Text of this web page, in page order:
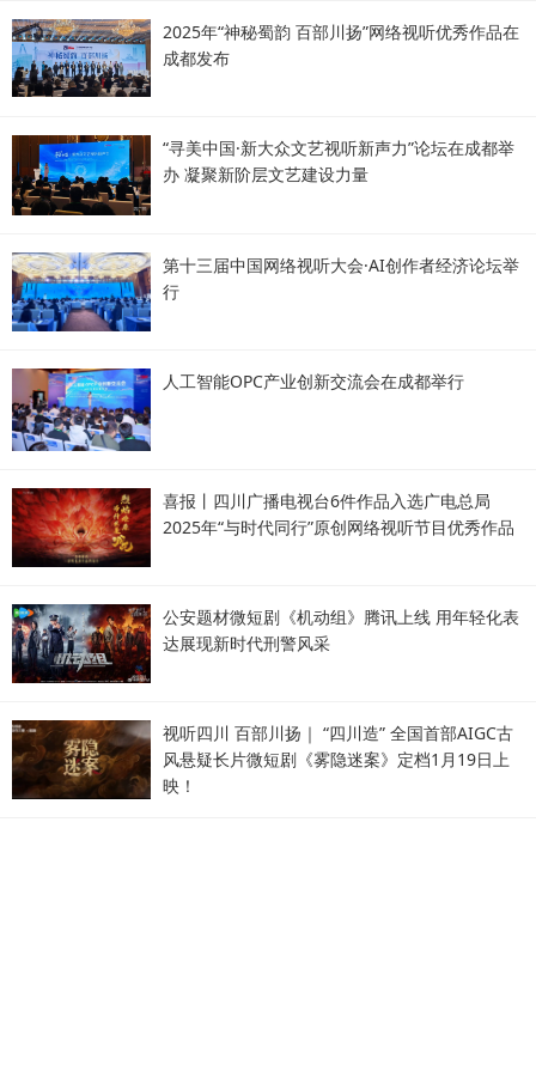
2025年“神秘蜀韵 百部川扬”网络视听优秀作品在
成都发布
“寻美中国·新大众文艺视听新声力”论坛在成都举
办 凝聚新阶层文艺建设力量
第十三届中国网络视听大会·AI创作者经济论坛举
行
人工智能OPC产业创新交流会在成都举行
喜报丨四川广播电视台6件作品入选广电总局
2025年“与时代同行”原创网络视听节目优秀作品
公安题材微短剧《机动组》腾讯上线 用年轻化表
达展现新时代刑警风采
视听四川 百部川扬｜ “四川造” 全国首部AIGC古
风悬疑长片微短剧《雾隐迷案》定档1月19日上
映！